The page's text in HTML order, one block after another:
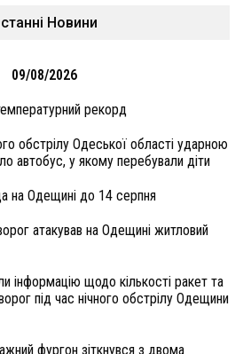
Новини
09/08/2026
рекорд
обстрілу Одеської області ударною
автобус, у якому перебували діти
на Одещині до 14 серпня
атакував на Одещині житловий
інформацію щодо кількості ракет та
під час нічного обстрілу Одещини
фургон зіткнувся з двома